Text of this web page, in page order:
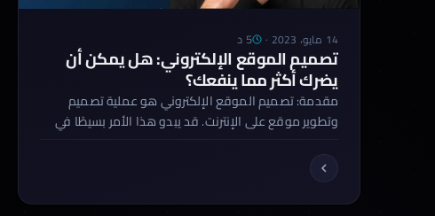
14 مايو، 2023 · 5 د
تصميم الموقع الإلكتروني: هل يمكن أن
يضرك أكثر مما ينفعك؟
مقدمة: تصميم الموقع الإلكتروني هو عملية تصميم
وتطوير موقع على الإنترنت. قد يبدو هذا الأمر بسيطًا في
الإلكتروني العديد من العوامل المعقدة التي يجب
مراعاتها لتحقيق نتائج إيجابية. ومن هذه العوامل
الأساسية: الهيكلة الصحيحة، وتجربة المستخدم، وسهولة